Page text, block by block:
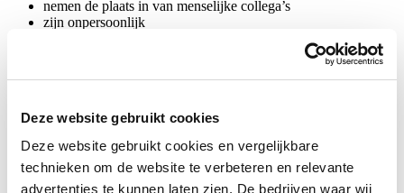
Deze website gebruikt cookies
Deze website gebruikt cookies en vergelijkbare
technieken om de website te verbeteren en relevante
advertenties te kunnen laten zien. De bedrijven waar wij
nemen de plaats in van menselijke collega’s
zijn onpersoonlijk
als volwaardige werknemers kunnen functioneren. Naar
samenwerking tussen robots en
mensen in dit geval nog wenselijk. Het is daarbij uiteraard eveneens
essentieel indien gasten verwelkomt willen worden door robots in